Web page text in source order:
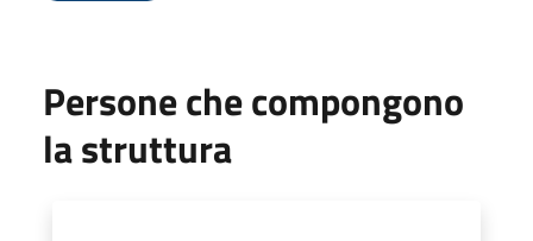
Persone che compongono
la struttura